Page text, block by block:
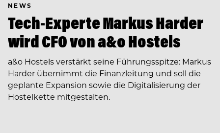
NEWS
Tech-Experte Markus Harder
wird CFO von a&o Hostels
a&o Hostels verstärkt seine Führungsspitze: Markus
Harder übernimmt die Finanzleitung und soll die
geplante Expansion sowie die Digitalisierung der
Hostelkette mitgestalten.